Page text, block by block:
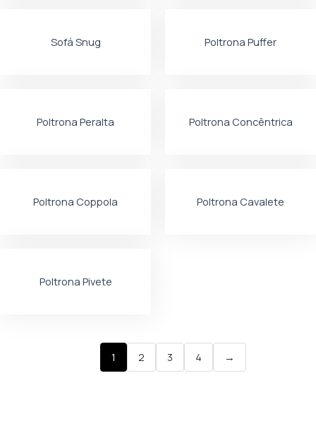
Sofá Snug Poltrona Puffer
Poltrona Peralta Poltrona Concêntrica
Poltrona Coppola Poltrona Cavalete
Poltrona Pivete
1 2 3 4 →